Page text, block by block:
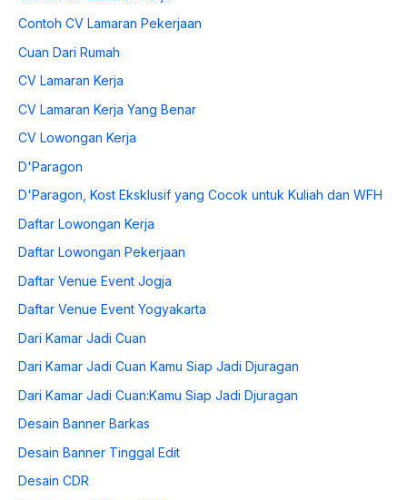
Contoh CV Lamaran Pekerjaan
Cuan Dari Rumah
CV Lamaran Kerja
CV Lamaran Kerja Yang Benar
CV Lowongan Kerja
D'Paragon
D'Paragon, Kost Eksklusif yang Cocok untuk Kuliah dan WFH
Daftar Lowongan Kerja
Daftar Lowongan Pekerjaan
Daftar Venue Event Jogja
Daftar Venue Event Yogyakarta
Dari Kamar Jadi Cuan
Dari Kamar Jadi Cuan Kamu Siap Jadi Djuragan
Dari Kamar Jadi Cuan:Kamu Siap Jadi Djuragan
Desain Banner Barkas
Desain Banner Tinggal Edit
Desain CDR